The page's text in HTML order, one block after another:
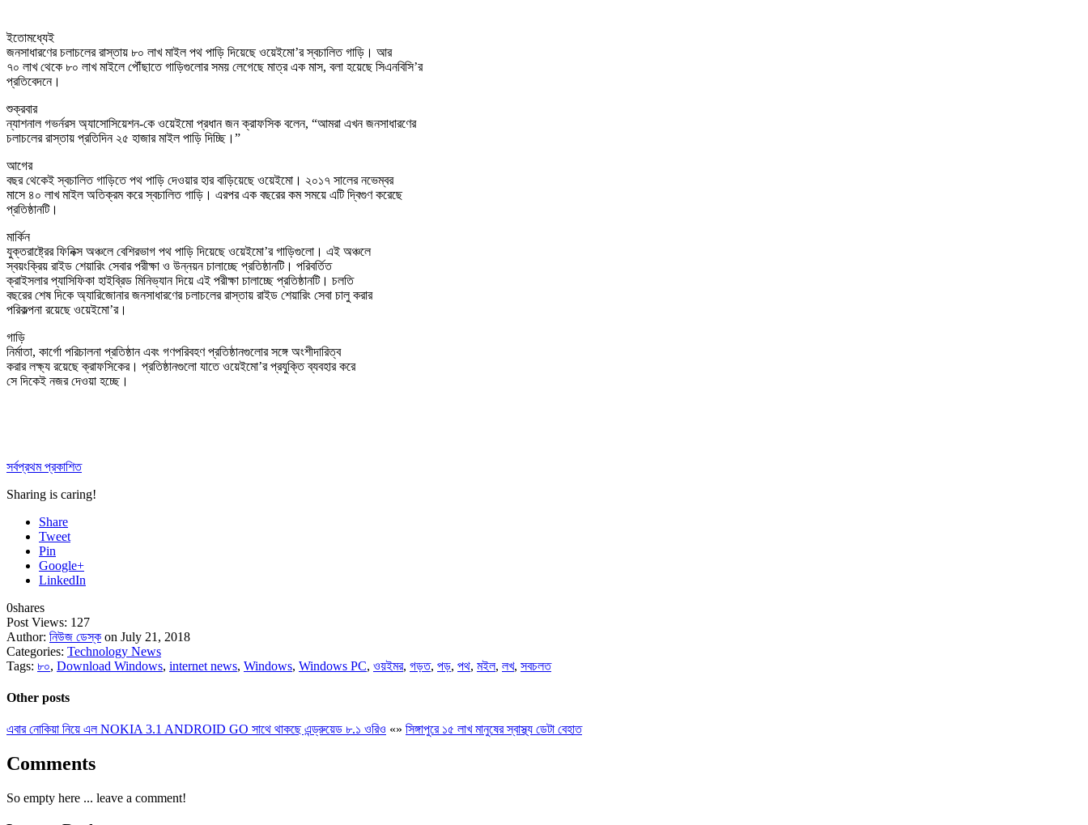
ইতোমধ্যেই
জনসাধারণের চলাচলের রাস্তায় ৮০ লাখ মাইল পথ পাড়ি দিয়েছে ওয়েইমো’র স্বচালিত গাড়ি। আর
৭০ লাখ থেকে ৮০ লাখ মাইলে পৌঁছাতে গাড়িগুলোর সময় লেগেছে মাত্র এক মাস, বলা হয়েছে সিএনবিসি’র
প্রতিবেদনে।
শুক্রবার
ন্যাশনাল গভর্নরস অ্যাসোসিয়েশন-কে ওয়েইমো প্রধান জন ক্রাফসিক বলেন, “আমরা এখন জনসাধারণের
চলাচলের রাস্তায় প্রতিদিন ২৫ হাজার মাইল পাড়ি দিচ্ছি।”
আগের
বছর থেকেই স্বচালিত গাড়িতে পথ পাড়ি দেওয়ার হার বাড়িয়েছে ওয়েইমো। ২০১৭ সালের নভেম্বর
মাসে ৪০ লাখ মাইল অতিক্রম করে স্বচালিত গাড়ি। এরপর এক বছরের কম সময়ে এটি দ্বিগুণ করেছে
প্রতিষ্ঠানটি।
মার্কিন
যুক্তরাষ্ট্রের ফিনিক্স অঞ্চলে বেশিরভাগ পথ পাড়ি দিয়েছে ওয়েইমো’র গাড়িগুলো। এই অঞ্চলে
স্বয়ংক্রিয় রাইড শেয়ারিং সেবার পরীক্ষা ও উন্নয়ন চালাচ্ছে প্রতিষ্ঠানটি। পরিবর্তিত
ক্রাইসলার প্যাসিফিকা হাইব্রিড মিনিভ্যান দিয়ে এই পরীক্ষা চালাচ্ছে প্রতিষ্ঠানটি। চলতি
বছরের শেষ দিকে অ্যারিজোনার জনসাধারণের চলাচলের রাস্তায় রাইড শেয়ারিং সেবা চালু করার
পরিকল্পনা রয়েছে ওয়েইমো’র।
গাড়ি
নির্মাতা, কার্গো পরিচালনা প্রতিষ্ঠান এবং গণপরিবহণ প্রতিষ্ঠানগুলোর সঙ্গে অংশীদারিত্ব
করার লক্ষ্য রয়েছে ক্রাফসিকের। প্রতিষ্ঠানগুলো যাতে ওয়েইমো’র প্রযুক্তি ব্যবহার করে
সে দিকেই নজর দেওয়া হচ্ছে।
সর্বপ্রথম প্রকাশিত
Sharing is caring!
Share
Tweet
Pin
Google+
LinkedIn
0shares
Post Views: 127
Author: নিউজ ডেস্ক on July 21, 2018
Categories: Technology News
Tags: ৮০, Download Windows, internet news, Windows, Windows PC, ওয়ইমর, গড়ত, পড়, পথ, মইল, লখ, সবচলত
Other posts
এবার নোকিয়া নিয়ে এল NOKIA 3.1 ANDROID GO সাথে থাকছে এন্ড্রুয়েড ৮.১ ওরিও «» সিঙ্গাপুরে ১৫ লাখ মানুষের স্বাস্থ্য ডেটা বেহাত
Comments
So empty here ... leave a comment!